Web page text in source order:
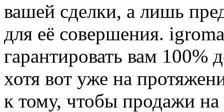
вашей сделки, а лишь
для её совершения.
гарантировать вам 100%
хотя вот уже на
к тому, чтобы продажи